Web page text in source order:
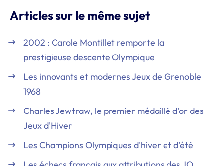
Articles sur le même sujet
2002 : Carole Montillet remporte la
prestigieuse descente Olympique
Les innovants et modernes Jeux de Grenoble
1968
Charles Jewtraw, le premier médaillé d'or des
Jeux d'Hiver
Les Champions Olympiques d'hiver et d'été